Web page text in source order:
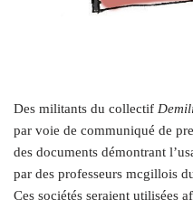
Des militants du collectif
par voie de communiqué de
des documents démontrant
par des professeurs mcgillois
Ces sociétés seraient utilisées